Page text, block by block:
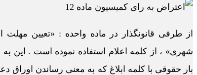
شهری» ، از کلمه اعلام استفاده نموده است . این
بار حقوقی با کلمه ابلاغ که به معنی رساندن